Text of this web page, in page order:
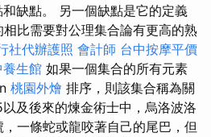
缺點。 另一個缺點是它的定義
比需要對公理集合論有更高的熟
社代辦護照 會計師 台中按摩平價
養生館 如果一個集合的所有元素
n 桃園外燴 排序，則該集合稱為關
及後來的煉金術士中，烏洛波洛
一條蛇或龍咬著自己的尾巴，但